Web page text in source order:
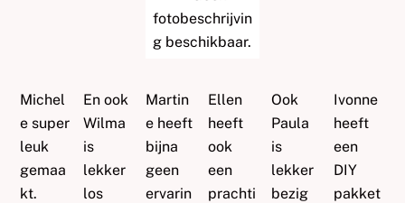
Michel
e super
leuk
gemaa
kt.
En ook
Wilma
is
lekker
los
Martin
e heeft
bijna
geen
ervarin
Ellen
heeft
ook
een
prachti
Ook
Paula
is
lekker
bezig
Ivonne
heeft
een
DIY
pakket